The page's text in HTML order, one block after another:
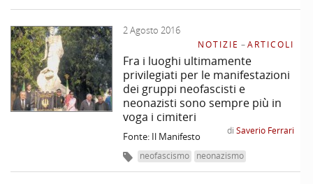
2 Agosto 2016
NOTIZIE –ARTICOLI
Fra i luoghi ultimamente
privilegiati per le manifestazioni
dei gruppi neofascisti e
neonazisti sono sempre più in
voga i cimiteri
di Saverio Ferrari
Fonte: Il Manifesto
neofascismo neonazismo